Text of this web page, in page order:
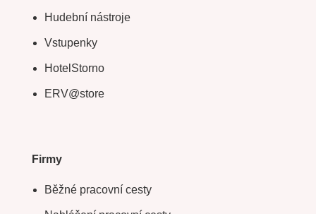
Hudební nástroje
Vstupenky
HotelStorno
ERV@store
Firmy
Běžné pracovní cesty